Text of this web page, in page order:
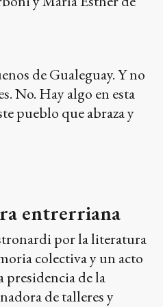
de Gualeguay. Y no
No. Hay algo en esta
pueblo que abraza y
entrerriana
por la literatura
colectiva y un acto
de la
de talleres y